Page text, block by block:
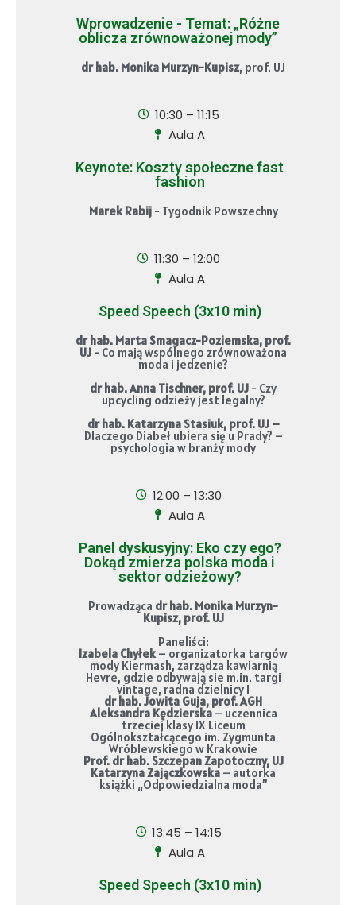
Wprowadzenie - Temat: „Różne
oblicza zrównoważonej mody”
dr hab. Monika Murzyn-Kupisz, prof. UJ
10:30 – 11:15
Aula A
Keynote: Koszty społeczne fast
fashion
Marek Rabij - Tygodnik Powszechny
11:30 – 12:00
Aula A
Speed Speech (3x10 min)
dr hab. Marta Smagacz-Poziemska, prof.
UJ - Co mają wspólnego zrównoważona
moda i jedzenie?
dr hab. Anna Tischner, prof. UJ - Czy
upcycling odzieży jest legalny?
dr hab. Katarzyna Stasiuk, prof. UJ –
Dlaczego Diabeł ubiera się u Prady? –
psychologia w branży mody
12:00 – 13:30
Aula A
Panel dyskusyjny: Eko czy ego?
Dokąd zmierza polska moda i
sektor odzieżowy?
Prowadząca dr hab. Monika Murzyn-
Kupisz, prof. UJ
Paneliści:
Izabela Chyłek – organizatorka targów
mody Kiermash, zarządza kawiarnią
Hevre, gdzie odbywają sie m.in. targi
vintage, radna dzielnicy I
dr hab. Jowita Guja, prof. AGH
Aleksandra Kędzierska– uczennica
trzeciej klasy IX Liceum
Ogólnokształcącego im. Zygmunta
Wróblewskiego w Krakowie
Prof. dr hab. Szczepan Zapotoczny, UJ
Katarzyna Zajączkowska – autorka
książki „Odpowiedzialna moda”
13:45 – 14:15
Aula A
Speed Speech (3x10 min)